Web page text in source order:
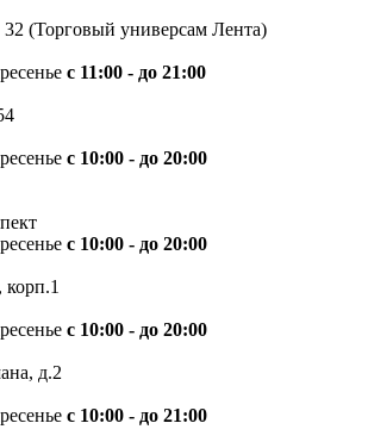
(Торговый универсам Лента)
с 11:00 - до 21:00
с 10:00 - до 20:00
с 10:00 - до 20:00
корп.1
с 10:00 - до 20:00
д.2
с 10:00 - до 21:00